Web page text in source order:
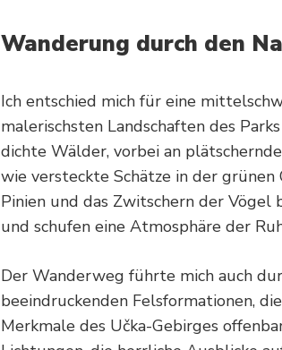
Wanderung durch den
Ich entschied mich für eine
malerischsten Landschaften des
dichte Wälder, vorbei an
wie versteckte Schätze in der
Pinien und das Zwitschern der
und schufen eine Atmosphäre der
Der Wanderweg führte mich auch
beeindruckenden Felsformationen,
Merkmale des Učka-Gebirges